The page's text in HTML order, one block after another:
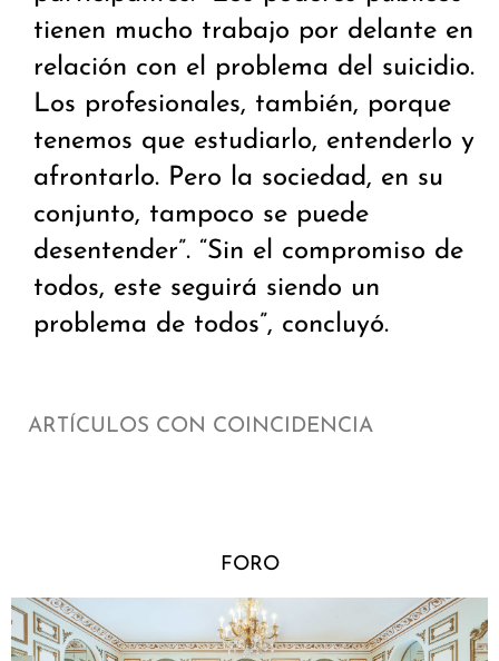
tienen mucho trabajo por delante en
relación con el problema del suicidio.
Los profesionales, también, porque
tenemos que estudiarlo, entenderlo y
afrontarlo. Pero la sociedad, en su
conjunto, tampoco se puede
desentender”. “Sin el compromiso de
todos, este seguirá siendo un
problema de todos”, concluyó.
ARTÍCULOS CON COINCIDENCIA
FORO